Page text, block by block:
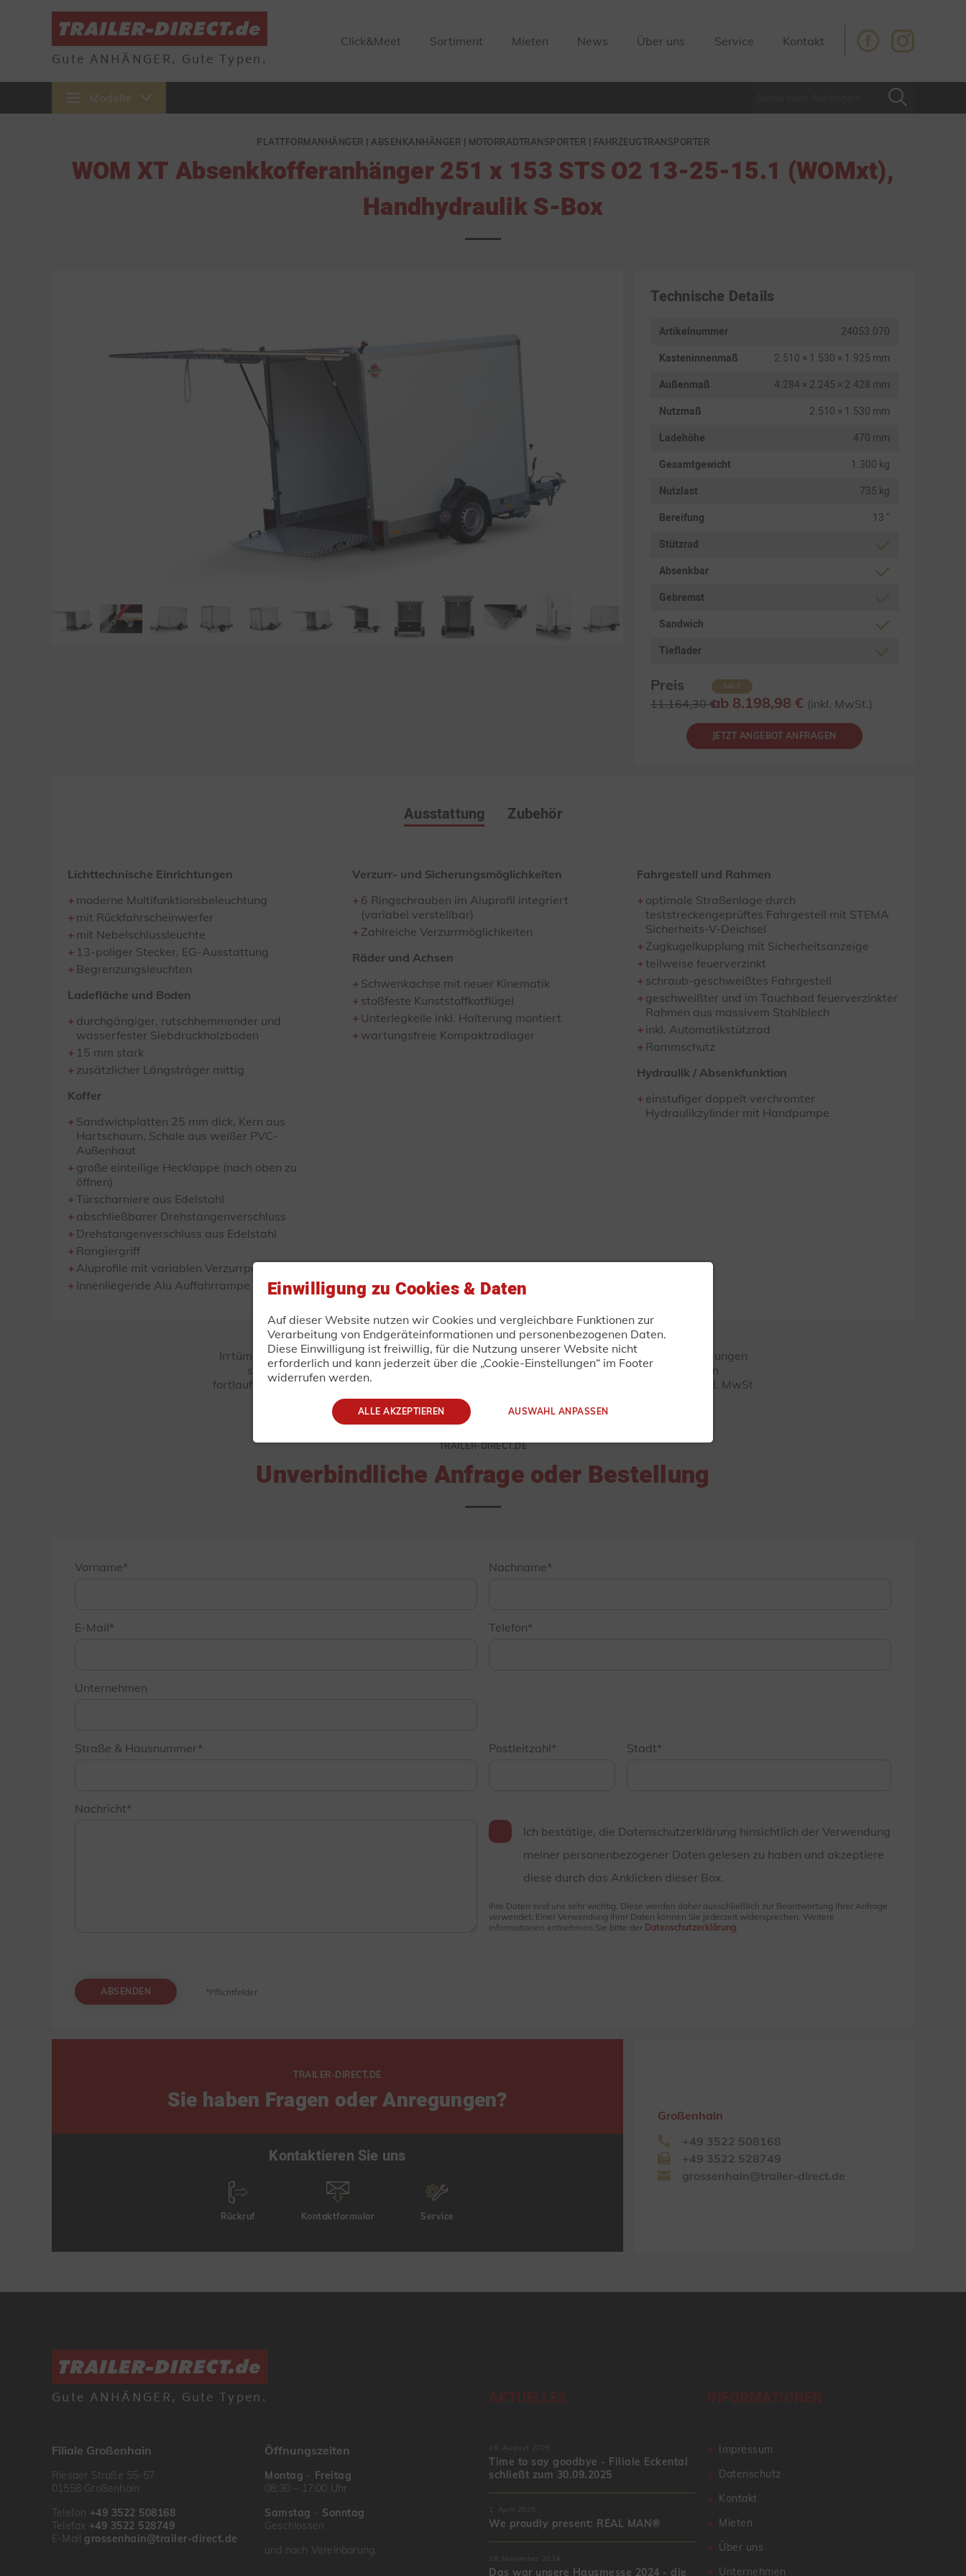
Gute ANHÄNGER, Gute Typen.
Click&Meet Sortiment Mieten News Über uns Service Kontakt
Modelle
PLATTFORMANHÄNGER | ABSENKANHÄNGER | MOTORRADTRANSPORTER | FAHRZEUGTRANSPORTER
WOM XT Absenkkofferanhänger 251 x 153 STS O2 13-25-15.1 (WOMxt),
Handhydraulik S-Box
Technische Details
Artikelnummer
24053.070
Kasteninnenmaß
2.510 × 1.530 × 1.925 mm
Außenmaß
4.284 × 2.245 × 2.428 mm
Nutzmaß
2.510 × 1.530 mm
Ladehöhe
470 mm
Gesamtgewicht
1.300 kg
Nutzlast
735 kg
Bereifung
13 "
Stützrad
Absenkbar
Gebremst
Sandwich
Tieflader
Preis SALE
11.164,30 €ab 8.198,98 € (inkl. MwSt.)
JETZT ANGEBOT ANFRAGEN
Ausstattung Zubehör
Lichttechnische Einrichtungen
moderne Multifunktionsbeleuchtung
mit Rückfahrscheinwerfer
mit Nebelschlussleuchte
13-poliger Stecker, EG-Ausstattung
Begrenzungsleuchten
Ladefläche und Boden
durchgängiger, rutschhemmender und
wasserfester Siebdruckholzboden
15 mm stark
zusätzlicher Längsträger mittig
Koffer
Sandwichplatten 25 mm dick, Kern aus
Hartschaum, Schale aus weißer PVC-
Außenhaut
große einteilige Hecklappe (nach oben zu
öffnen)
Türscharniere aus Edelstahl
abschließbarer Drehstangenverschluss
Drehstangenverschluss aus Edelstahl
Rangiergriff
Aluprofile mit variablen Verzurrpunkten
Innenliegende Alu Auffahrrampe
Verzurr- und Sicherungsmöglichkeiten
6 Ringschrauben im Aluprofil integriert
(variabel verstellbar)
Zahlreiche Verzurrmöglichkeiten
Räder und Achsen
Schwenkachse mit neuer Kinematik
stoßfeste Kunststoffkotflügel
Unterlegkeile inkl. Halterung montiert
wartungsfreie Kompaktradlager
Fahrgestell und Rahmen
optimale Straßenlage durch
teststreckengeprüftes Fahrgestell mit STEMA
Sicherheits-V-Deichsel
Zugkugelkupplung mit Sicherheitsanzeige
teilweise feuerverzinkt
schraub-geschweißtes Fahrgestell
geschweißter und im Tauchbad feuerverzinkter
Rahmen aus massivem Stahlblech
inkl. Automatikstützrad
Rammschutz
Hydraulik / Absenkfunktion
einstufiger doppelt verchromter
Hydraulikzylinder mit Handpumpe
Irrtümer und Änderungen vorbehalten! Alle Angaben verstehen sich als ca.-Angaben! Abbildungen
sind Musterabbildungen und können Sonderausstattung enthalten! Produkte unterliegen
fortlaufenden technischen Änderungen! Alle Preise sind unverbindliche Preisempfehlungen inkl. MwSt
zuzüglich Fracht- und Fahrzeugpapieren.
TRAILER-DIRECT.DE
Unverbindliche Anfrage oder Bestellung
Vorname Nachname
E-Mail Telefon
Unternehmen
Straße & Hausnummer Postleitzahl Stadt
Nachricht
Ich bestätige, die Datenschutzerklärung hinsichtlich der Verwendung
meiner personenbezogener Daten gelesen zu haben und akzeptiere
diese durch das Anklicken dieser Box.
Ihre Daten sind uns sehr wichtig. Diese werden daher ausschließlich zur Beantwortung Ihrer Anfrage
verwendet. Einer Verwendung Ihrer Daten können Sie jederzeit widersprechen. Weitere
Informationen entnehmen Sie bitte der Datenschutzerklärung.
ABSENDEN *Pflichtfelder
TRAILER-DIRECT.DE
Sie haben Fragen oder Anregungen?
Kontaktieren Sie uns
Rückruf Kontaktformular Service
Großenhain
+49 3522 508168
+49 3522 528749
grossenhain@trailer-direct.de
Gute ANHÄNGER, Gute Typen.
Filiale Großenhain
Riesaer Straße 55-57
01558 Großenhain
Telefon +49 3522 508168
Telefax +49 3522 528749
E-Mail grossenhain@trailer-direct.de
Öffnungszeiten
Montag
Freitag
08:30 – 17:00 Uhr
Samstag
Sonntag
Geschlossen
und nach Vereinbarung.
AKTUELLES
18. August 2025
Time to say goodbye - Filiale Eckental
schließt zum 30.09.2025
1. April 2025
We proudly present: REAL MAN®
28. November 2024
Das war unsere Hausmesse 2024 - die
INFORMATIONEN
Impressum
Datenschutz
Kontakt
Mieten
Über uns
Unternehmen
Einwilligung zu Cookies & Daten
Auf dieser Website nutzen wir Cookies und vergleichbare Funktionen zur
Verarbeitung von Endgeräteinformationen und personenbezogenen Daten.
Diese Einwilligung ist freiwillig, für die Nutzung unserer Website nicht
erforderlich und kann jederzeit über die „Cookie-Einstellungen“ im Footer
widerrufen werden.
ALLE AKZEPTIEREN AUSWAHL ANPASSEN